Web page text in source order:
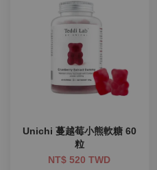
Unichi 蔓越莓小熊軟糖 60
粒
NT$ 520 TWD